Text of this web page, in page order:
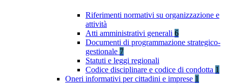
Riferimenti normativi su organizzazione e
attività
Atti amministrativi generali 6
Documenti di programmazione strategico-
gestionale 7
Statuti e leggi regionali
Codice disciplinare e codice di condotta 1
Oneri informativi per cittadini e imprese 1